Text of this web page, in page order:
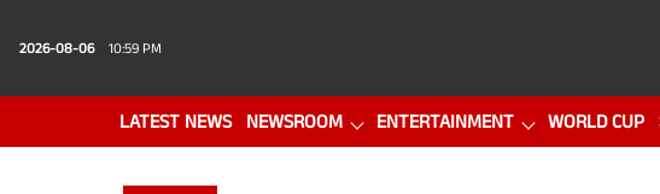
2026-08-06 10:59 PM
LATEST NEWS NEWSROOM ENTERTAINMENT WORLD CUP